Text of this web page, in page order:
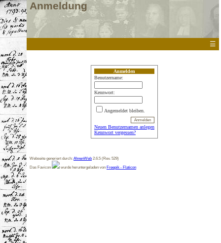
Anmeldung
☰
Anmelden
Benutzername:
Kennwort:
Angemeldet bleiben.
Neuen Benutzernamen anlegen
Kennwort vergessen?
Webseite generiert durch: AhnenWeb 2.6.5 (Rev. 529)
Das Favicon
wurde heruntergeladen von Freepik - Flaticon